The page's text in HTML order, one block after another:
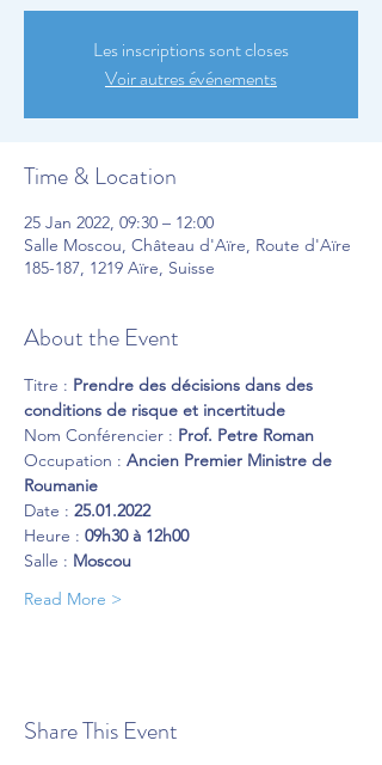
Les inscriptions sont closes
Voir autres événements
Time & Location
25 Jan 2022, 09:30 – 12:00
Salle Moscou, Château d'Aïre, Route d'Aïre
185-187, 1219 Aïre, Suisse
About the Event
Titre : Prendre des décisions dans des
conditions de risque et incertitude
Nom Conférencier : Prof. Petre Roman
Occupation : Ancien Premier Ministre de
Roumanie
Date : 25.01.2022
Heure : 09h30 à 12h00
Salle : Moscou
Read More >
Share This Event